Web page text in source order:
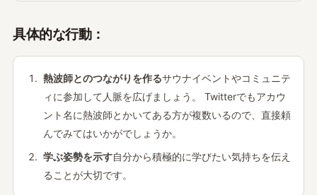
具体的な行動：
熱波師とのつながりを作るサウナイベントやコミュニテ
ィに参加して人脈を広げましょう。 Twitterでもアカウ
ント名に熱波師とかいてある方が複数いるので、直接頼
んでみてはいかがでしょうか。
学ぶ姿勢を示す自分から積極的に学びたい気持ちを伝え
ることが大切です。